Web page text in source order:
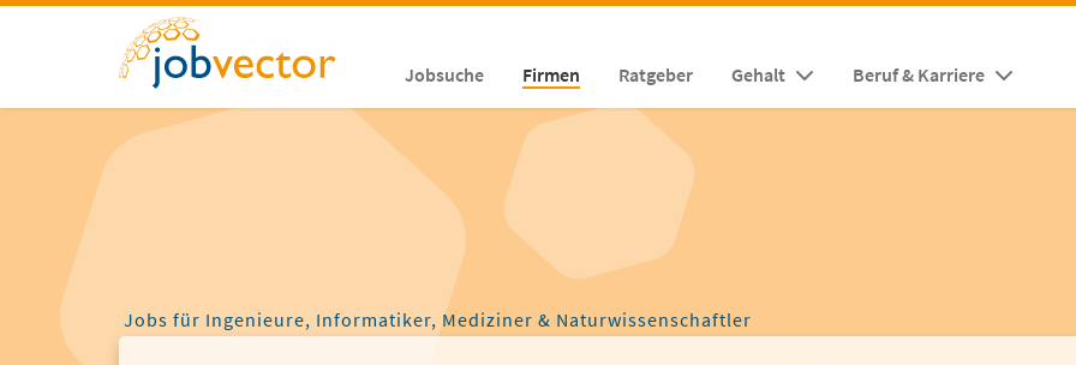
Jobsuche Firmen Ratgeber Gehalt Beruf & Karriere
Jobs für Ingenieure, Informatiker, Mediziner & Naturwissenschaftler